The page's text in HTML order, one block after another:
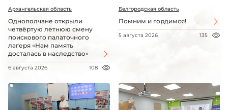
Архангельская область
Однополчане открыли
четвёртую летнюю смену
поискового палаточного
лагеря «Нам память
досталась в наследство»
6 августа 2026 108
Белгородская область
Помним и гордимся!
5 августа 2026 135